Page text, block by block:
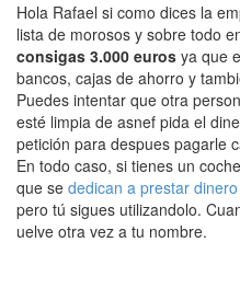
Hola Rafael si como dices la
lista de morosos y sobre todo
consigas 3.000 euros ya que
bancos, cajas de ahorro y
Puedes intentar que otra
esté limpia de asnef pida el
petición para despues pagarle
En todo caso, si tienes un
que se dedican a prestar dinero
pero tú sigues utilizandolo.
uelve otra vez a tu nombre.